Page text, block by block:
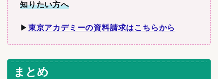
知りたい方へ
▶︎ 東京アカデミーの資料請求はこちらから
まとめ